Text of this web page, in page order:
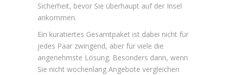
Sicherheit, bevor Sie überhaupt auf der Insel
ankommen.
Ein kuratiertes Gesamtpaket ist dabei nicht für
jedes Paar zwingend, aber für viele die
angenehmste Lösung. Besonders dann, wenn
Sie nicht wochenlang Angebote vergleichen